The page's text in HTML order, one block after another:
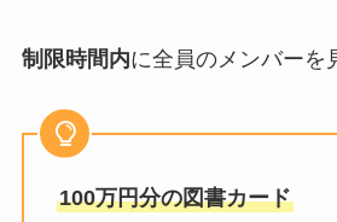
制限時間内に全員のメンバーを
100万円分の図書カード